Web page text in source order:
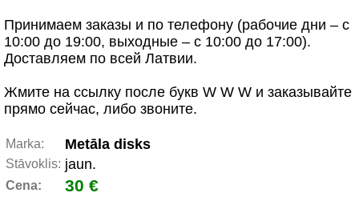
Принимаем заказы и по телефону (рабочие дни – с
10:00 до 19:00, выходные – с 10:00 до 17:00).
Доставляем по всей Латвии.
Жмите на ссылку после букв W W W и заказывайте
прямо сейчас, либо звоните.
Marka: Metāla disks
Stāvoklis: jaun.
Cena: 30 €